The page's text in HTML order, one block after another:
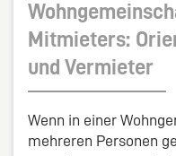
Mitmieters:
und Vermieter
Wenn in einer
mehreren Personen